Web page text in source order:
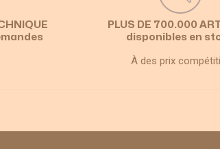
PLUS DE 700.000
disponibles en
À des prix